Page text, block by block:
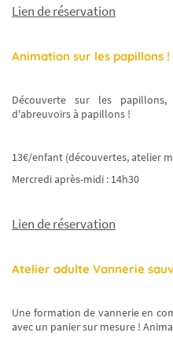
Lien de réservation
Animation sur les papillons !
Découverte sur les
d'abreuvoirs à papillons !
13€/enfant (découvertes, atelier
Mercredi après-midi : 14h30
Lien de réservation
Atelier adulte Vannerie
Une formation de vannerie en
avec un panier sur mesure !